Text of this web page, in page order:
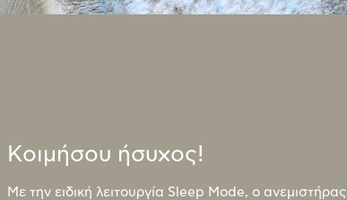
Κοιμήσου ήσυχος!
Με την ειδική λειτουργία Sleep Mode, ο ανεμιστήρας